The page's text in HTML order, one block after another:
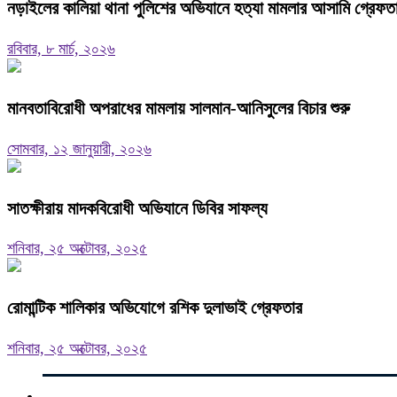
নড়াইলের কালিয়া থানা পুলিশের অভিযানে হত্যা মামলার আসামি
রবিবার, ৮ মার্চ, ২০২৬
মানবতাবিরোধী অপরাধের মামলায় সালমান-আনিসুলের বিচার শুরু
সোমবার, ১২ জানুয়ারী, ২০২৬
সাতক্ষীরায় মাদকবিরোধী অভিযানে ডিবির সাফল্য
শনিবার, ২৫ অক্টোবর, ২০২৫
রোমান্টিক শালিকার অভিযোগে রশিক দুলাভাই গ্রেফতার
শনিবার, ২৫ অক্টোবর, ২০২৫